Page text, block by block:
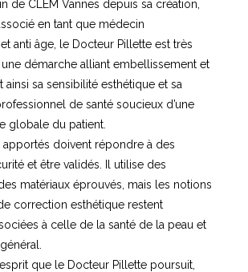
de CLEM Vannes depuis sa création,
en tant que médecin
anti âge, le Docteur Pillette est très
démarche alliant embellissement et
ainsi sa sensibilité esthétique et sa
de santé soucieux d’une
globale du patient.
apportés doivent répondre à des
et être validés. Il utilise des
matériaux éprouvés, mais les notions
correction esthétique restent
à celle de la santé de la peau et
esprit que le Docteur Pillette poursuit,